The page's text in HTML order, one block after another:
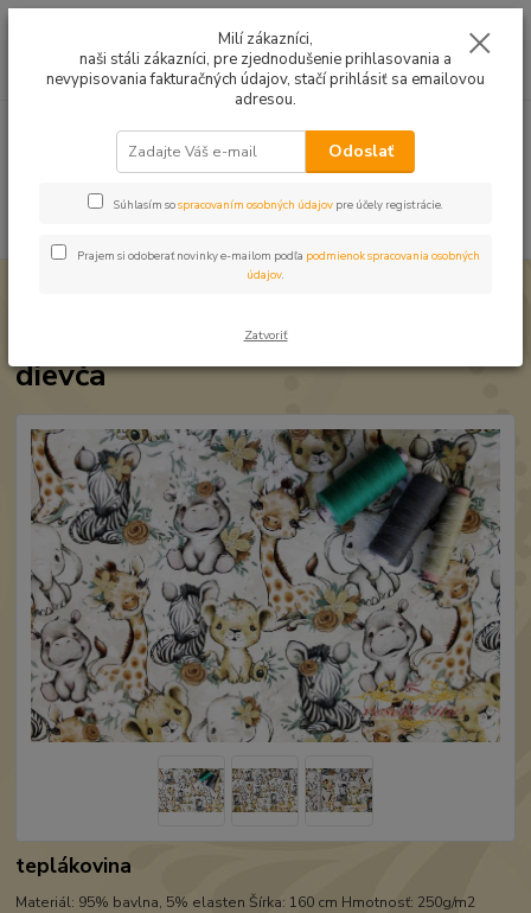
0949224331
9:00 -14:30
za0,00 EUR
Teplákovina Roztomilé mláďatká dievča
Teplákovina Roztomilé mláďatká
dievča
teplákovina
Materiál: 95% bavlna, 5% elasten Šírka: 160 cm Hmotnosť: 250g/m2
Milí zákazníci,
naši stáli zákazníci, pre zjednodušenie prihlasovania a
nevypisovania fakturačných údajov, stačí prihlásiť sa emailovou
adresou.
Odoslať
Súhlasím sospracovaním osobných údajov pre účely registrácie.
Prajem si odoberať novinky e-mailom podľa podmienok spracovania osobných
údajov.
Zatvoriť